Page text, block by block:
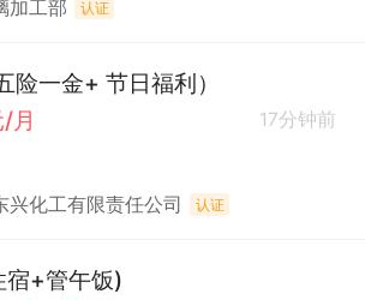
加工部 认证
险一金+ 节日福利）
月
17分钟前
兴化工有限责任公司 认证
宿+管午饭)